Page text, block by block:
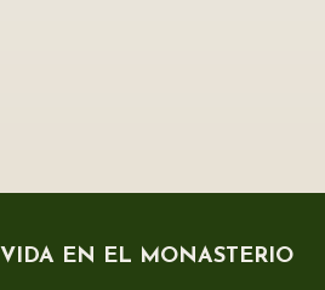
VIDA EN EL MONASTERIO